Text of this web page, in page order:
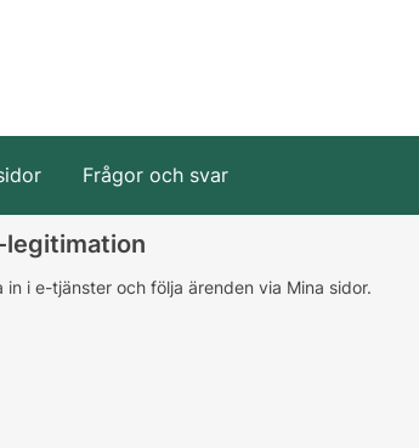
Frågor och svar
legitimation
i e-tjänster och följa ärenden via Mina sidor.